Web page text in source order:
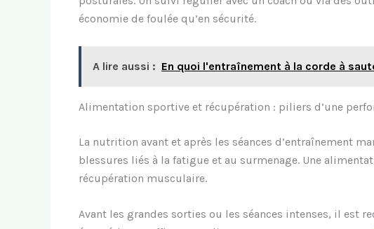
économie de foulée qu’en sécurité.
A lire aussi : En quoi l'entraînement à la corde à
Alimentation sportive et récupération : piliers d’une
La nutrition avant et après les séances d’entraînement
blessures liés à la fatigue et au surmenage. Une
récupération musculaire.
Avant les grandes sorties ou les séances intenses, il est